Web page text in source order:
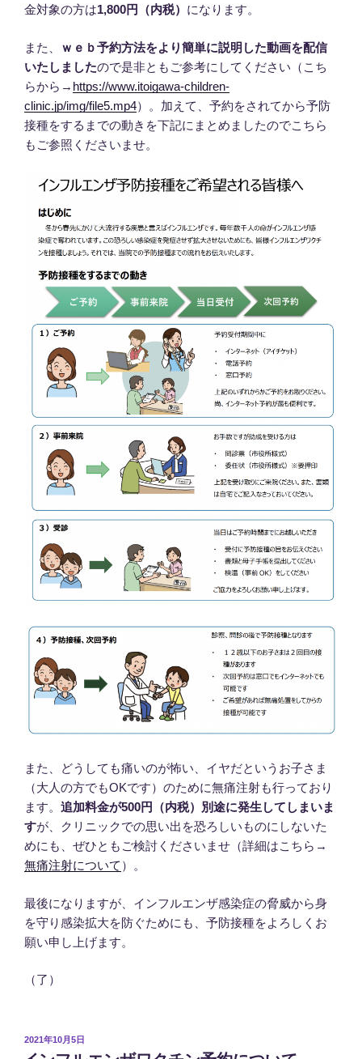
金対象の方は1,800円（内税） になります。
また、
ｗｅｂ予約方法をより簡単に説明した動画を配信
いたしましたので是非ともご参考にしてください（こち
らから→ https://www.itoigawa-children-
clinic.jp/img/file5.mp4）。加えて、予約をされてから予防
接種をするまでの動きを下記にまとめましたのでこちら
もご参照くださいませ。
また、どうしても痛いのが怖い、イヤだというお子さま
（大人の方でもOKです）のために無痛注射も行っており
ます。 追加料金が500円（内税）別途に発生してしまいま
すが、クリニックでの思い出を恐ろしいものにしないた
めにも、ぜひともご検討くださいませ（詳細はこちら→
無痛注射について ）。
最後になりますが、インフルエンザ感染症の脅威から身
を守り感染拡大を防ぐためにも、予防接種をよろしくお
願い申し上げます。
（了）
投
2021年10月5日